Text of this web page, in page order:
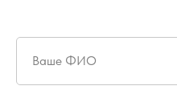
Ваше ФИО